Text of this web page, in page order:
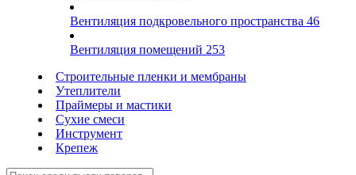
Вентиляция подкровельного пространства 46
Вентиляция помещений 253
Строительные пленки и мембраны
Утеплители
Праймеры и мастики
Сухие смеси
Инструмент
Крепеж